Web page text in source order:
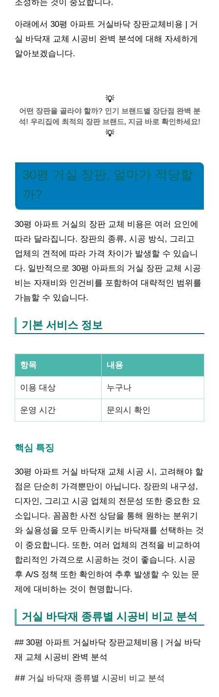
조성하는 것이 중요합니다.
아래에서 30평 아파트 거실바닥 장판교체비용 | 거
실 바닥재 교체 시공비 완벽 분석에 대해 자세하게
알아보겠습니다.
💡
어떤 장판을 골라야 할까? 인기 브랜드별 장단점 완벽 분
석! 우리집에 최적의 장판 브랜드, 지금 바로 확인하세요!
💡
30평 거실 장판, 얼마가 적당할
까?
30평 아파트 거실의 장판 교체 비용은 여러 요인에
따라 달라집니다. 장판의 종류, 시공 방식, 그리고
업체의 견적에 따라 가격 차이가 발생할 수 있습니
다. 일반적으로 30평 아파트의 거실 장판 교체 시공
비는 자재비와 인건비를 포함하여 대략적인 범위를
가늠할 수 있습니다.
기본 서비스 정보
항목 내용
이용 대상 누구나
운영 시간 문의시 확인
핵심 특징
30평 아파트 거실 바닥재 교체 시공 시, 고려해야 할
점은 단순히 가격뿐만이 아닙니다. 장판의 내구성,
디자인, 그리고 시공 업체의 전문성 또한 중요한 요
소입니다. 꼼꼼한 사전 상담을 통해 원하는 분위기
와 실용성을 모두 만족시키는 바닥재를 선택하는 것
이 중요합니다. 또한, 여러 업체의 견적을 비교하여
합리적인 가격으로 시공하는 것이 좋습니다. 시공
후 A/S 정책 또한 확인하여 추후 발생할 수 있는 문
제에 대비하는 것이 현명합니다.
거실 바닥재 종류별 시공비 비교 분석
## 30평 아파트 거실바닥 장판교체비용 | 거실 바닥
재 교체 시공비 완벽 분석
## 거실 바닥재 종류별 시공비 비교 분석